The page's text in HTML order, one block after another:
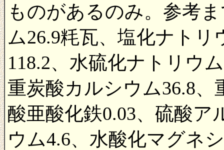
ものがあるのみ。参考
ム26.9粍瓦、塩化ナトリ
118.2、水硫化ナトリウ
重炭酸カルシウム36.8、
酸亜酸化鉄0.03、硫酸ア
ウム4.6、水酸化マグネ